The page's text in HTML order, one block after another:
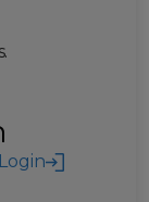
Login